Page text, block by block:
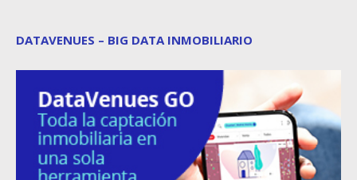
DATAVENUES – BIG DATA INMOBILIARIO